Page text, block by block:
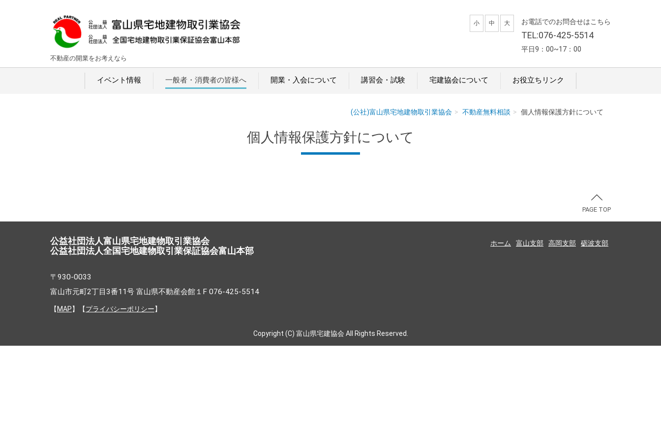
不動産の開業をお考えなら
お電話でのお問合せはこちら
TEL:076-425-5514
平日9：00~17：00
小 中 大
イベント情報 一般者・消費者の皆様へ 開業・入会について 講習会・試験 宅建協会について お役立ちリンク
(公社)富山県宅地建物取引業協会 不動産無料相談 個人情報保護方針について
個人情報保護方針について
PAGE TOP
公益社団法人富山県宅地建物取引業協会
公益社団法人全国宅地建物取引業保証協会富山本部
〒930-0033
富山市元町2丁目3番11号 富山県不動産会館１F 076-425-5514
【 MAP】【プライバシーポリシー】
ホーム 富山支部 高岡支部 砺波支部
Copyright (C) 富山県宅建協会 All Rights Reserved.